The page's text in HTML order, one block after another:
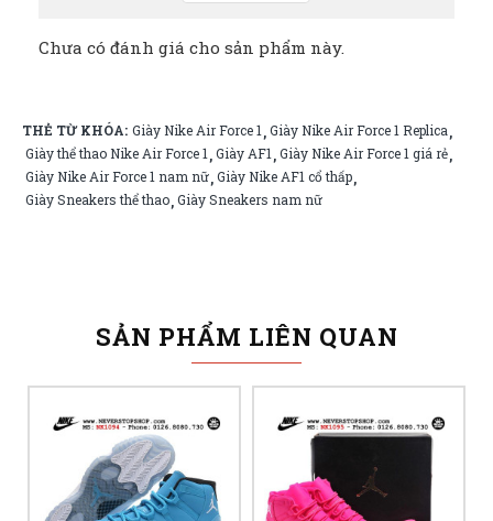
Chưa có đánh giá cho sản phẩm này.
THẺ TỪ KHÓA: Giày Nike Air Force 1,Giày Nike Air Force 1 Replica,
Giày thể thao Nike Air Force 1,Giày AF1,Giày Nike Air Force 1 giá rẻ,
Giày Nike Air Force 1 nam nữ,Giày Nike AF1 cổ thấp,
Giày Sneakers thể thao,Giày Sneakers nam nữ
SẢN PHẨM LIÊN QUAN